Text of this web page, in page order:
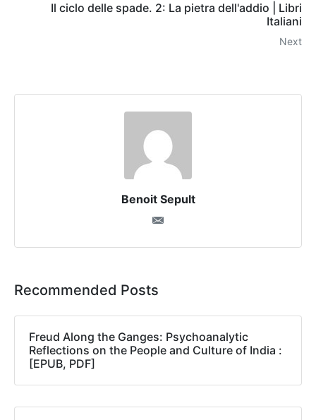
Il ciclo delle spade. 2: La pietra dell'addio | Libri
Italiani
Next
Benoit Sepult
Recommended Posts
Freud Along the Ganges: Psychoanalytic
Reflections on the People and Culture of India :
[EPUB, PDF]